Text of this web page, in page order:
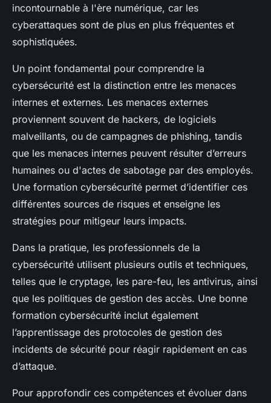
incontournable à l'ère numérique, car les
cyberattaques sont de plus en plus fréquentes et
sophistiquées.
Un point fondamental pour comprendre la
cybersécurité est la distinction entre les menaces
internes et externes. Les menaces externes
proviennent souvent de hackers, de logiciels
malveillants, ou de campagnes de phishing, tandis
que les menaces internes peuvent résulter d’erreurs
humaines ou d'actes de sabotage par des employés.
Une formation cybersécurité permet d’identifier ces
différentes sources de risques et enseigne les
stratégies pour mitigeur leurs impacts.
Dans la pratique, les professionnels de la
cybersécurité utilisent plusieurs outils et techniques,
telles que le cryptage, les pare-feu, les antivirus, ainsi
que les politiques de gestion des accès. Une bonne
formation cybersécurité inclut également
l’apprentissage des protocoles de gestion des
incidents de sécurité pour réagir rapidement en cas
d’attaque.
Pour approfondir ces compétences et évoluer dans